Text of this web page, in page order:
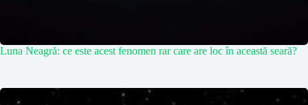
Luna Neagră: ce este acest fenomen rar care are loc în această seară?